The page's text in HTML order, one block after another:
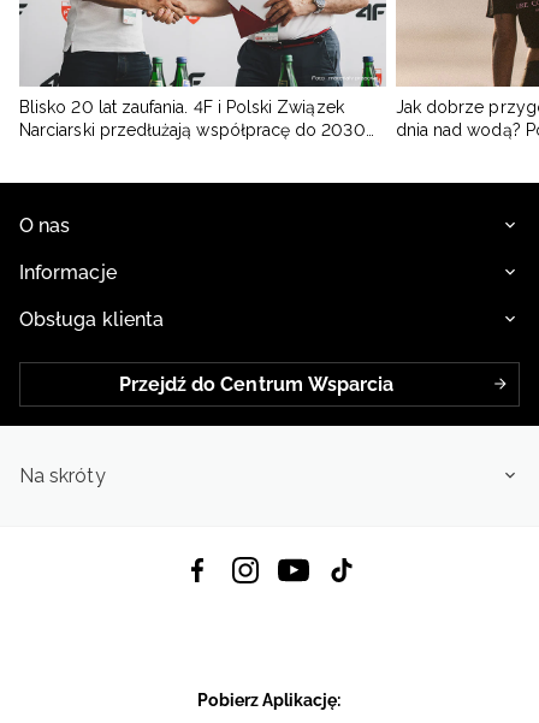
Blisko 20 lat zaufania. 4F i Polski Związek
Narciarski przedłużają współpracę do 2030
Jak dobrze
dnia nad wodą?
O nas
Informacje
Obsługa klienta
Przejdź do Centrum Wsparcia
Na skróty
Pobierz Aplikację: